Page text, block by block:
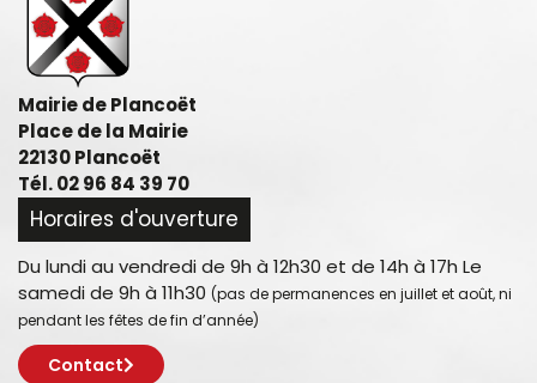
Mairie de Plancoët
Place de la Mairie
22130 Plancoët
Tél. 02 96 84 39 70
Horaires d'ouverture
Du lundi au vendredi de 9h à 12h30 et de 14h à 17h Le
samedi de 9h à 11h30 (pas de permanences en juillet et août, ni
pendant les fêtes de fin d’année)
Contact